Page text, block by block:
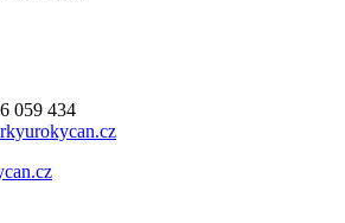
059 434